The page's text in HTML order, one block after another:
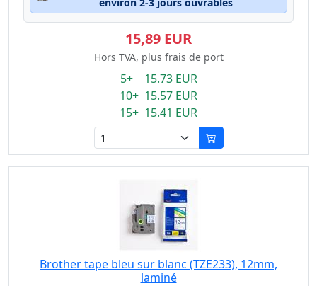
15,89 EUR
Hors TVA, plus frais de port
5+ 15.73 EUR
10+ 15.57 EUR
15+ 15.41 EUR
Brother tape bleu sur blanc (TZE233), 12mm,
laminé